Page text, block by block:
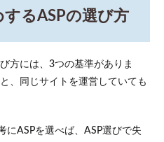
るASPの選び方
方には、3つの基準がありま
、同じサイトを運営していても
にASPを選べば、ASP選びで失